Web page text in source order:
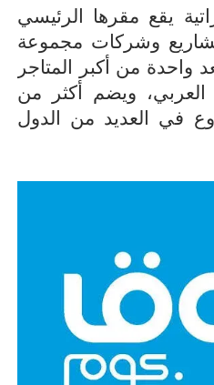
يقع مقرها الرئيسي
وشركات مجموعة
واحدة من أكبر المتاجر
العربي، ويضم أكثر من
فروع في العديد من الدول